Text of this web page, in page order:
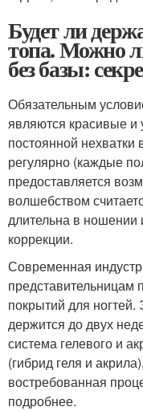
Будет ли
топа. Можно
без базы:
Обязательным
являются красивые и
постоянной
регулярно (каждые
предоставляется
волшебством
длительна в ношении
коррекции.
Современная
представительницам
покрытий для
держится до двух
система гелевого и
(гибрид геля и
востребованная
подробнее.